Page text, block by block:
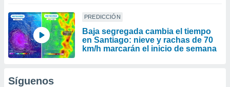
PREDICCIÓN
Baja segregada cambia el tiempo
en Santiago: nieve y rachas de 70
km/h marcarán el inicio de semana
Síguenos